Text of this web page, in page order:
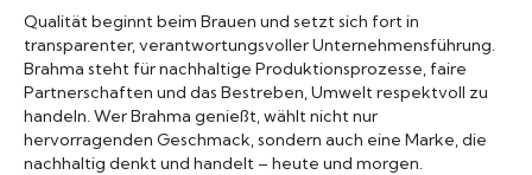
Qualität beginnt beim Brauen und setzt sich fort in
transparenter, verantwortungsvoller Unternehmensführung.
Brahma steht für nachhaltige Produktionsprozesse, faire
Partnerschaften und das Bestreben, Umwelt respektvoll zu
handeln. Wer Brahma genießt, wählt nicht nur
hervorragenden Geschmack, sondern auch eine Marke, die
nachhaltig denkt und handelt – heute und morgen.